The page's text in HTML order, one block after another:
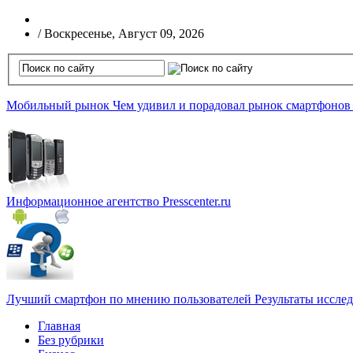
/Воскресенье, Август 09, 2026
Мобильный рынок Чем удивил и порадовал рынок
Информационное агентство Presscenter.ru
Лучший смартфон по мнению пользователей Результаты
Главная
Без рубрики